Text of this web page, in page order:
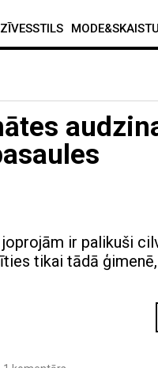
ir palikuši
tikai tādā